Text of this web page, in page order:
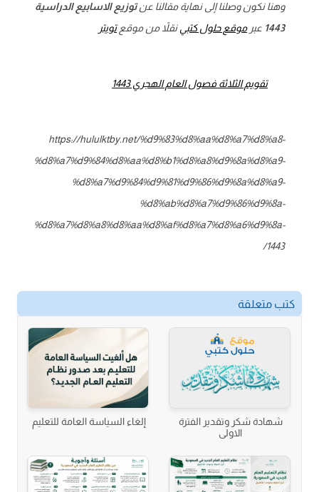
وهنا نكون وصلنا إلى نهاية مقالنا عنتوزيع الاسابيع الدراسية
عبرموقع حلول كتبينقلاً من موقعتويتر
تقويم الثلاثة فصول العام الهجري 1443
https://hululktby.net/%d9%83%d8%aa%d8%a7%d8%a8-
%d8%a7%d9%84%d8%aa%d8%b1%d8%a8%d9%8a%d8%a9-
%d8%a7%d9%84%d9%81%d9%86%d9%8a%d8%a9-
%d8%ab%d8%a7%d9%86%d9%8a-
%d8%a7%d8%a8%d8%aa%d8%af%d8%a7%d8%a6%d9%8a-
متعلقة
شهادة شكر وتقدير الفترة
إلغاء السياسة العامة للتعليم